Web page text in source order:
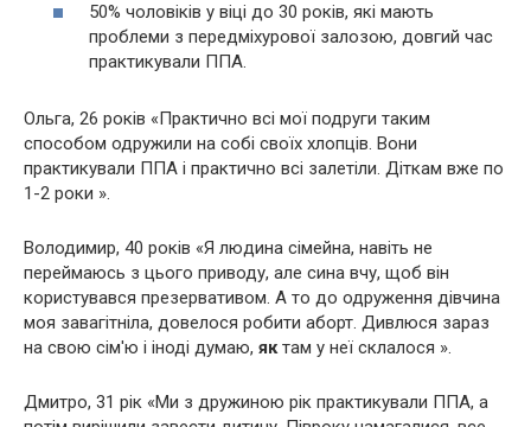
50% чоловіків у віці до 30 років, які мають
проблеми з передміхурової залозою, довгий час
практикували ППА.
Ольга, 26 років «Практично всі мої подруги таким
способом одружили на собі своїх хлопців. Вони
практикували ППА і практично всі залетіли. Діткам вже по
1-2 роки ».
Володимир, 40 років «Я людина сімейна, навіть не
переймаюсь з цього приводу, але сина вчу, щоб він
користувався презервативом. А то до одруження дівчина
моя завагітніла, довелося робити аборт. Дивлюся зараз
на свою сім'ю і іноді думаю, яктам у неї склалося ».
Дмитро, 31 рік «Ми з дружиною рік практикували ППА, а